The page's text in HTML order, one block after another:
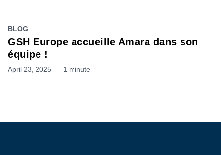
BLOG
GSH Europe accueille Amara dans son
équipe !
April 23, 2025 1 minute